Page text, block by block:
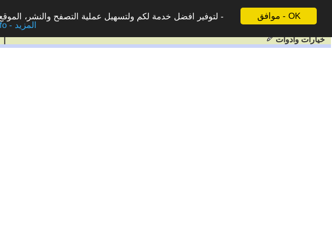
موافق - OK
لتوفير افضل خدمة لكم ولتسهيل عملية التصفح والنشر،
More info - المزيد
خيارات وادوات